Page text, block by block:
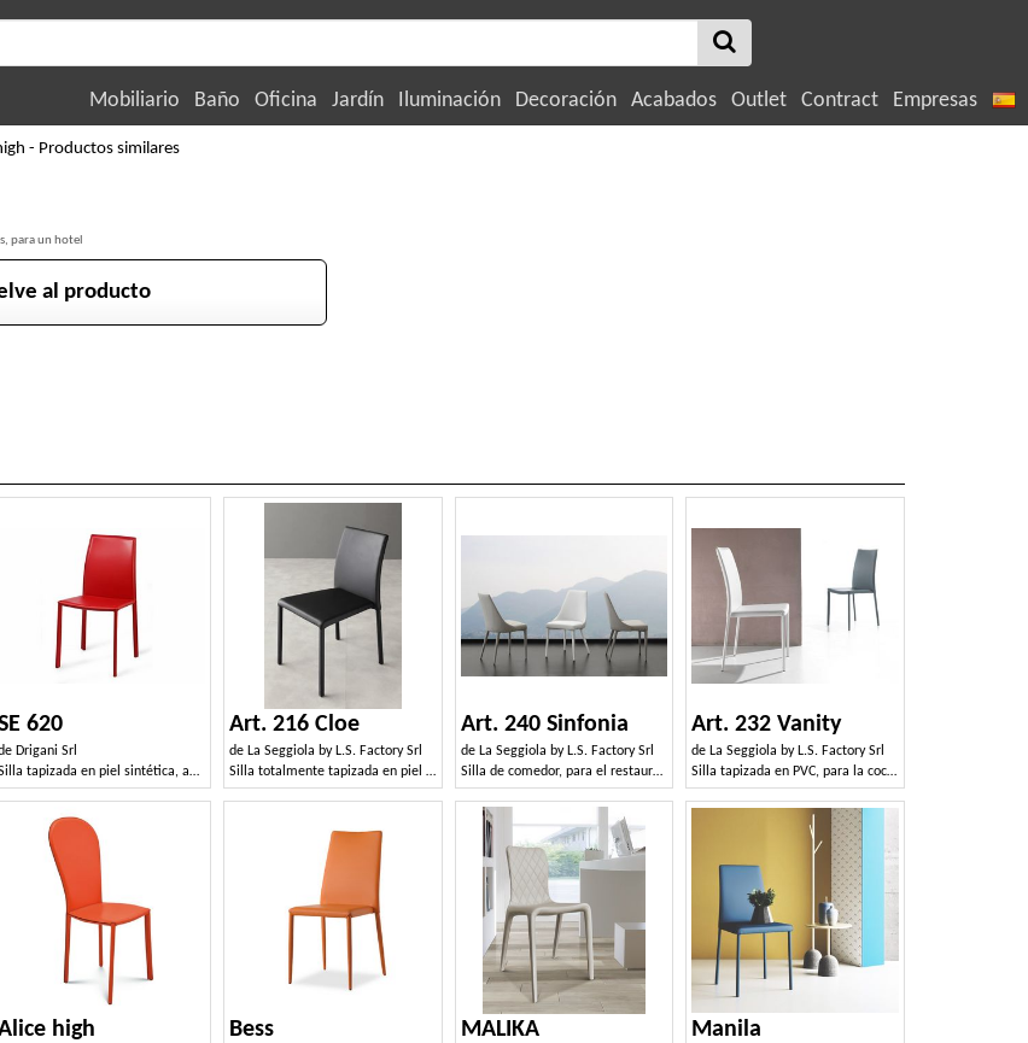
Mobiliario Baño Oficina Jardín Iluminación Decoración Acabados Outlet Contract Empresas
- Productos similares
para un hotel
al producto
620
Drigani Srl
Silla tapizada en piel sintética, apilable, de hoteles
Art. 216 Cloe
de La Seggiola by L.S. Factory Srl
Silla totalmente tapizada en piel sintética
Art. 240 Sinfonia
de La Seggiola by L.S. Factory Srl
Silla de comedor, para el restaurante, cubierto de piel sintética
Art. 232 Vanity
de La Seggiola by L.S. Factory Srl
Silla tapizada en PVC, para la cocina y el comedor
high Bess MALIKA Manila